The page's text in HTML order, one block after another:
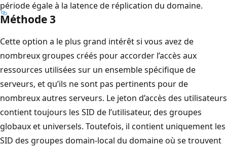
période égale à la latence de réplication du domaine.
Méthode 3
Cette option a le plus grand intérêt si vous avez de
nombreux groupes créés pour accorder l’accès aux
ressources utilisées sur un ensemble spécifique de
serveurs, et qu’ils ne sont pas pertinents pour de
nombreux autres serveurs. Le jeton d’accès des utilisateurs
contient toujours les SID de l’utilisateur, des groupes
globaux et universels. Toutefois, il contient uniquement les
SID des groupes domain-local du domaine où se trouvent